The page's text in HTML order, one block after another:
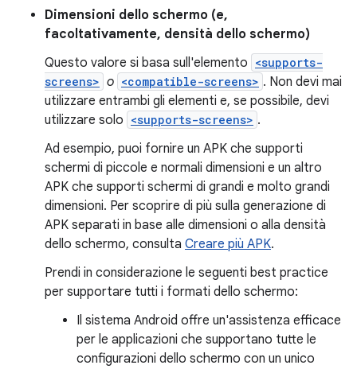
Dimensioni dello schermo (e,
facoltativamente, densità dello schermo)
Questo valore si basa sull'elemento <supports-
screens> o <compatible-screens> . Non devi mai
utilizzare entrambi gli elementi e, se possibile, devi
utilizzare solo <supports-screens> .
Ad esempio, puoi fornire un APK che supporti
schermi di piccole e normali dimensioni e un altro
APK che supporti schermi di grandi e molto grandi
dimensioni. Per scoprire di più sulla generazione di
APK separati in base alle dimensioni o alla densità
dello schermo, consulta Creare più APK.
Prendi in considerazione le seguenti best practice
per supportare tutti i formati dello schermo:
Il sistema Android offre un'assistenza efficace
per le applicazioni che supportano tutte le
configurazioni dello schermo con un unico